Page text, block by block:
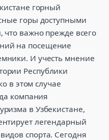
горный
горы доступными
что важно прежде всего
на посещение
И учесть мнение
Республики
в этом случае
компания
в Узбекистане,
легендарный
спорта. Сегодня